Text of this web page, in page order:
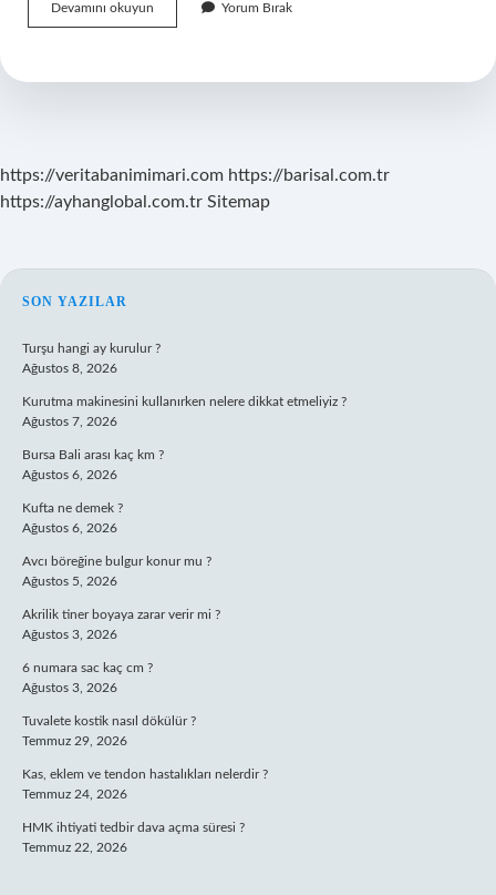
Devamını okuyun
Gün
Sınıfta
Yorum Bırak
https://veritabanimimari.com https://barisal.com.tr
https://ayhanglobal.com.tr Sitemap
SIDEBAR
SON YAZILAR
Turşu hangi ay kurulur ?
Ağustos 8, 2026
Kurutma makinesini kullanırken nelere dikkat etmeliyiz ?
Ağustos 7, 2026
Bursa Bali arası kaç km ?
Ağustos 6, 2026
Kufta ne demek ?
Ağustos 6, 2026
Avcı böreğine bulgur konur mu ?
Ağustos 5, 2026
Akrilik tiner boyaya zarar verir mi ?
Ağustos 3, 2026
6 numara sac kaç cm ?
Ağustos 3, 2026
Tuvalete kostik nasıl dökülür ?
Temmuz 29, 2026
Kas, eklem ve tendon hastalıkları nelerdir ?
Temmuz 24, 2026
HMK ihtiyati tedbir dava açma süresi ?
Temmuz 22, 2026